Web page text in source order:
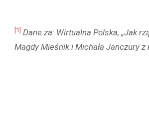
[1] Dane za: Wirtualna Polska, „Jak
Magdy Mieśnik i Michała Janczury